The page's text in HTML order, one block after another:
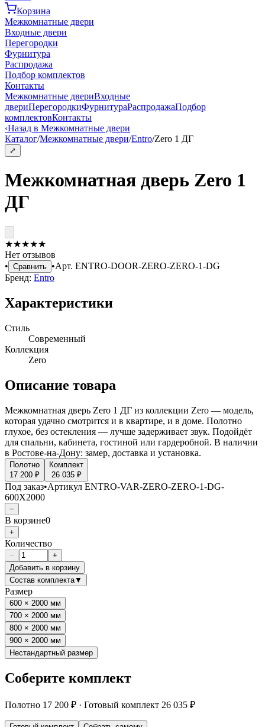
Корзина
Межкомнатные двери
Входные двери
Перегородки
Фурнитура
Распродажа
Подбор комплектов
Контакты
Межкомнатные двериВходные
двериПерегородкиФурнитураРаспродажаПодбор
комплектовКонтакты
‹Назад в Межкомнатные двери
Каталог/Межкомнатные двери/Entro/Zero 1 ДГ
⤢
Межкомнатная дверь Zero 1
ДГ
★★★★★
Нет отзывов
• Сравнить •Арт. ENTRO-DOOR-ZERO-ZERO-1-DG
Бренд: Entro
Характеристики
Стиль
Современный
Коллекция
Zero
Описание товара
Межкомнатная дверь Zero 1 ДГ из коллекции Zero — модель,
которая удачно смотрится и в квартире, и в доме. Полотно
глухое, без остекления — лучше задерживает звук. Подойдёт
для спальни, кабинета, гостиной или гардеробной. В наличии
в Ростове-на-Дону: замер, доставка и установка.
Полотно
17 200 ₽
Комплект
26 035 ₽
Под заказ•Артикул ENTRO-VAR-ZERO-ZERO-1-DG-
600X2000
−
В корзине0
+
Количество
−
+
Добавить в корзину
Состав комплекта▼
Размер
600 × 2000 мм
700 × 2000 мм
800 × 2000 мм
900 × 2000 мм
Нестандартный размер
Соберите комплект
Полотно 17 200 ₽ · Готовый комплект 26 035 ₽